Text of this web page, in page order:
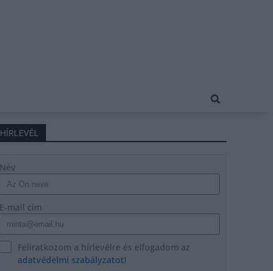
HÍRLEVÉL
Név
E-mail cím
Feliratkozom a hírlevélre és elfogadom az
adatvédelmi szabályzatot!